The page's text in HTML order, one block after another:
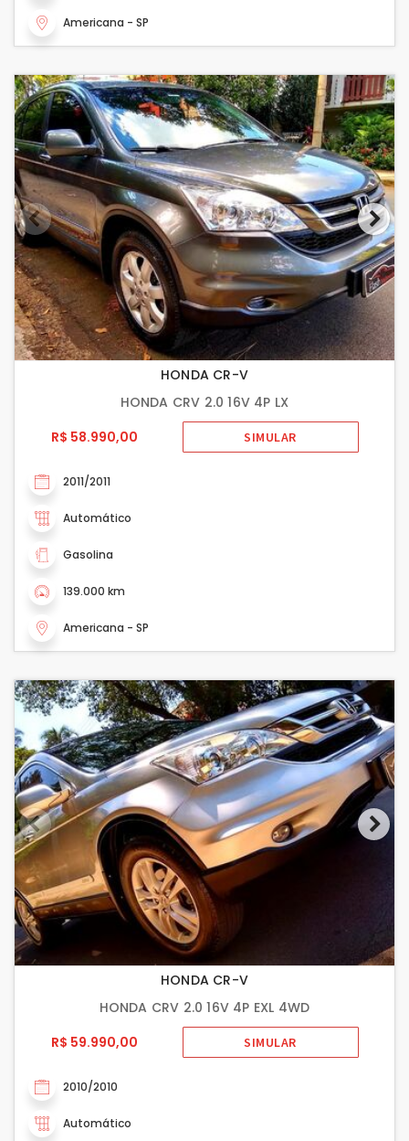
Americana - SP
HONDA CR-V
HONDA CRV 2.0 16V 4P LX
R$ 58.990,00
SIMULAR
2011/2011
Automático
Gasolina
139.000 km
Americana - SP
HONDA CR-V
HONDA CRV 2.0 16V 4P EXL 4WD
R$ 59.990,00
SIMULAR
2010/2010
Automático